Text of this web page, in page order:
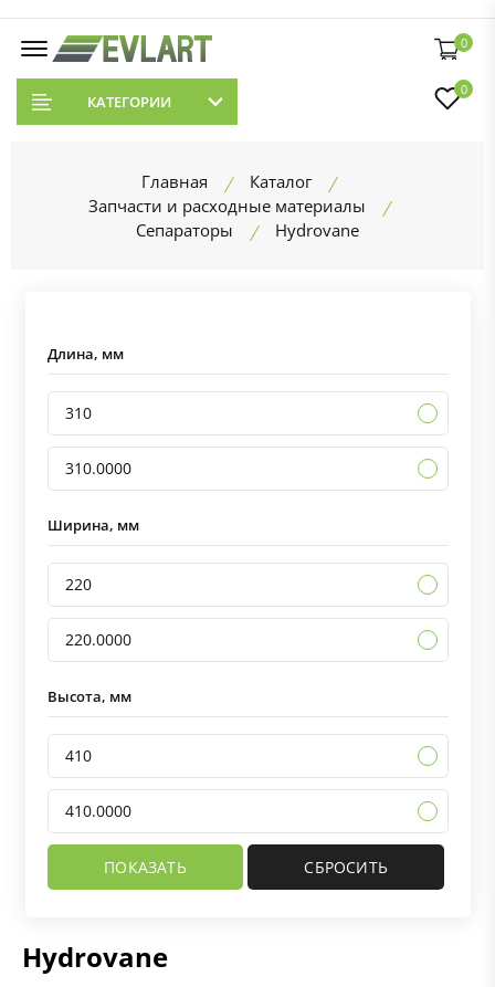
0
КАТЕГОРИИ
0
Главная
Каталог
Запчасти и расходные материалы
Сепараторы
Hydrovane
Длина, мм
310
310.0000
Ширина, мм
220
220.0000
Высота, мм
410
410.0000
Hydrovane